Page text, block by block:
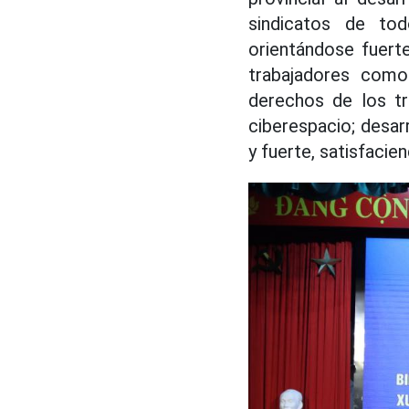
sindicatos de
orientándose
trabajadores
derechos de los
ciberespacio;
y fuerte,